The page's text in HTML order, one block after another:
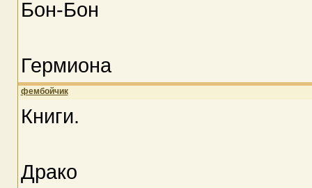
Бон-Бон
Гермиона
фембойчик
Книги.
Драко